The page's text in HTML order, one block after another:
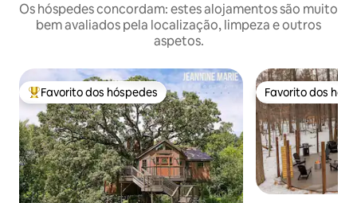
Os hóspedes concordam: estes alojamentos são muito
bem avaliados pela localização, limpeza e outros
aspetos.
Favoritos dos hóspedes mais apreciados
Favorito dos hóspedes Favorito dos
Favorito dos